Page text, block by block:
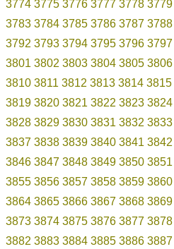
3774 3775 3776 3777 3778 3779
3783 3784 3785 3786 3787 3788
3792 3793 3794 3795 3796 3797
3801 3802 3803 3804 3805 3806
3810 3811 3812 3813 3814 3815
3819 3820 3821 3822 3823 3824
3828 3829 3830 3831 3832 3833
3837 3838 3839 3840 3841 3842
3846 3847 3848 3849 3850 3851
3855 3856 3857 3858 3859 3860
3864 3865 3866 3867 3868 3869
3873 3874 3875 3876 3877 3878
3882 3883 3884 3885 3886 3887